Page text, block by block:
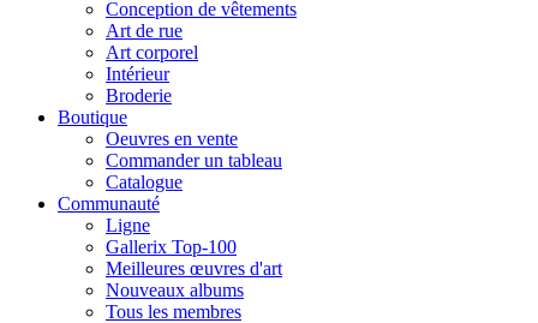
Conception de vêtements
Art de rue
Art corporel
Intérieur
Broderie
Boutique
Oeuvres en vente
Commander un tableau
Catalogue
Communauté
Ligne
Gallerix Top-100
Meilleures œuvres d'art
Nouveaux albums
Tous les membres